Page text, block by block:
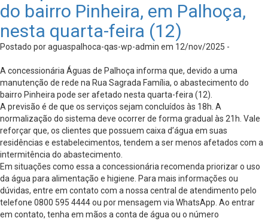
do bairro Pinheira, em Palhoça,
nesta quarta-feira (12)
Postado por aguaspalhoca-qas-wp-admin em 12/nov/2025 -
A concessionária Águas de Palhoça informa que, devido a uma
manutenção de rede na Rua Sagrada Família, o abastecimento do
bairro Pinheira pode ser afetado nesta quarta-feira (12).
A previsão é de que os serviços sejam concluídos às 18h. A
normalização do sistema deve ocorrer de forma gradual às 21h. Vale
reforçar que, os clientes que possuem caixa d’água em suas
residências e estabelecimentos, tendem a ser menos afetados com a
intermitência do abastecimento.
Em situações como essa a concessionária recomenda priorizar o uso
da água para alimentação e higiene. Para mais informações ou
dúvidas, entre em contato com a nossa central de atendimento pelo
telefone 0800 595 4444 ou por mensagem via WhatsApp. Ao entrar
em contato, tenha em mãos a conta de água ou o número